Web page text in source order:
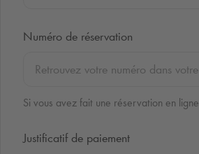
Numéro de réservation
Si vous avez fait une réservation en ligne
Justificatif de paiement